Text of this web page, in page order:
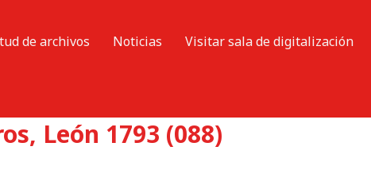
de archivos Noticias
Visitar sala de digitalización
León 1793 (088)